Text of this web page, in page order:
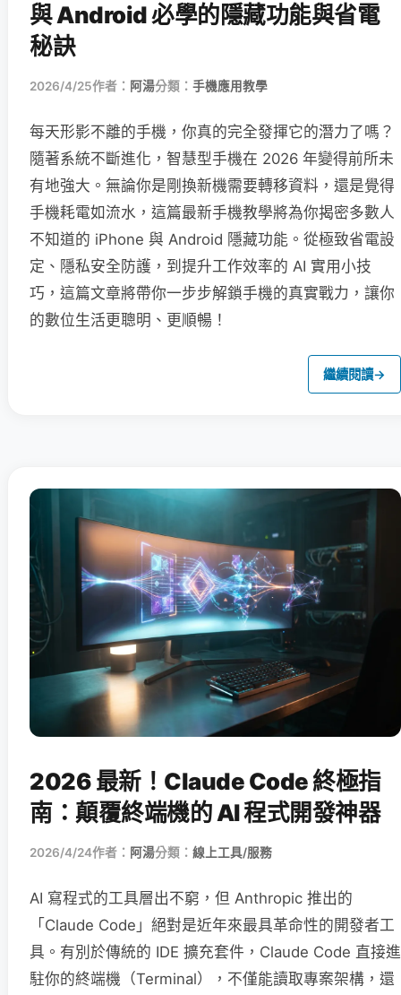
與 Android 必學的隱藏功能與省電
秘訣
2026/4/25作者： 阿湯分類： 手機應用教學
每天形影不離的手機，你真的完全發揮它的潛力了嗎？
隨著系統不斷進化，智慧型手機在 2026 年變得前所未
有地強大。無論你是剛換新機需要轉移資料，還是覺得
手機耗電如流水，這篇最新手機教學將為你揭密多數人
不知道的 iPhone 與 Android 隱藏功能。從極致省電設
定、隱私安全防護，到提升工作效率的 AI 實用小技
巧，這篇文章將帶你一步步解鎖手機的真實戰力，讓你
的數位生活更聰明、更順暢！
繼續閱讀→
2026 最新！Claude Code 終極指
南：顛覆終端機的 AI 程式開發神器
2026/4/24作者： 阿湯分類： 線上工具/服務
AI 寫程式的工具層出不窮，但 Anthropic 推出的
「Claude Code」絕對是近年來最具革命性的開發者工
具。有別於傳統的 IDE 擴充套件，Claude Code 直接進
駐你的終端機（Terminal），不僅能讀取專案架構，還